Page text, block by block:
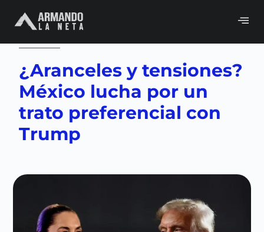
Volver a Gobierno
¿Aranceles y tensiones?
México lucha por un
trato preferencial con
Trump